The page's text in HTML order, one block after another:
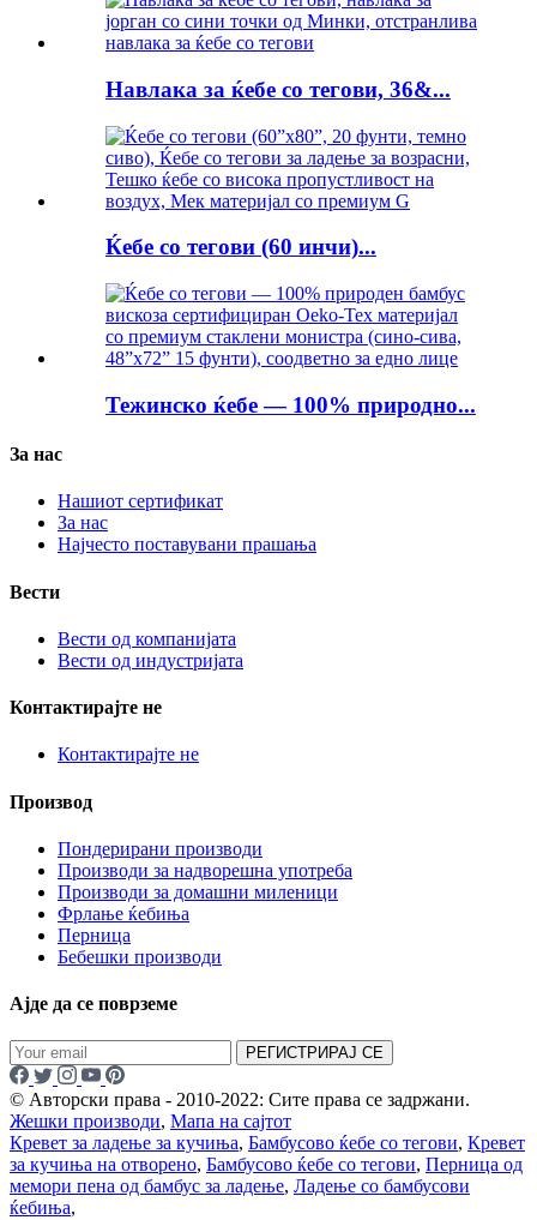
Навлака за ќебе со тегови, 36&...
Ќебе со тегови (60 инчи)...
Тежинско ќебе — 100% природно...
За нас
Нашиот сертификат
За нас
Најчесто поставувани прашања
Вести
Вести од компанијата
Вести од индустријата
Контактирајте не
Контактирајте не
Производ
Пондерирани производи
Производи за надворешна употреба
Производи за домашни миленици
Фрлање ќебиња
Перница
Бебешки производи
Ајде да се поврземе
РЕГИСТРИРАЈ СЕ
© Авторски права - 2010-2022: Сите права се задржани.
Жешки производи, Мапа на сајтот
Кревет за ладење за кучиња, Бамбусово ќебе со тегови, Кревет
за кучиња на отворено, Бамбусово ќебе со тегови, Перница од
мемори пена од бамбус за ладење, Ладење со бамбусови
ќебиња,